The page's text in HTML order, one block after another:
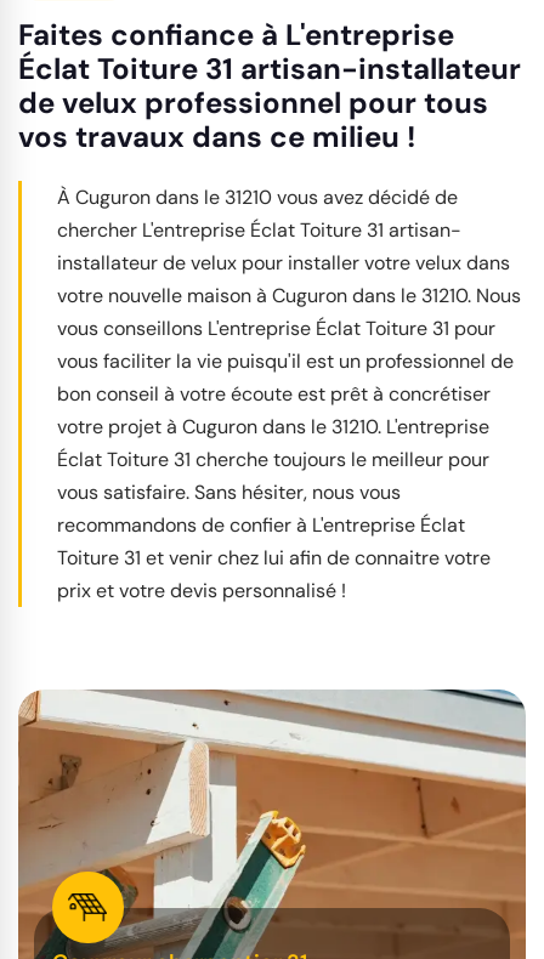
Faites confiance à L'entreprise
Éclat Toiture 31 artisan-installateur
de velux professionnel pour tous
vos travaux dans ce milieu !
À Cuguron dans le 31210 vous avez décidé de
chercher L'entreprise Éclat Toiture 31 artisan-
installateur de velux pour installer votre velux dans
votre nouvelle maison à Cuguron dans le 31210. Nous
vous conseillons L'entreprise Éclat Toiture 31 pour
vous faciliter la vie puisqu'il est un professionnel de
bon conseil à votre écoute est prêt à concrétiser
votre projet à Cuguron dans le 31210. L'entreprise
Éclat Toiture 31 cherche toujours le meilleur pour
vous satisfaire. Sans hésiter, nous vous
recommandons de confier à L'entreprise Éclat
Toiture 31 et venir chez lui afin de connaitre votre
prix et votre devis personnalisé !